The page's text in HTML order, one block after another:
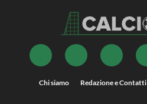
Chi siamo Redazione e Contatti